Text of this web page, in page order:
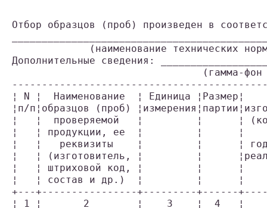
Отбор образцов (проб) произведен в
(наименование технических
Дополнительные сведения:
(гамма-
¦ N ¦  Наименование  ¦ Единица ¦Размер¦
¦п/п¦образцов (проб)
¦   ¦  проверяемой   ¦         ¦      ¦
¦   ¦ продукции, ее  ¦         ¦      ¦
¦   ¦   реквизиты    ¦         ¦      ¦
¦   ¦ (изготовитель, ¦         ¦
¦   ¦ штриховой код, ¦         ¦
¦   ¦ состав и др.)  ¦         ¦
+---+----------------+---------+------
¦ 1 ¦       2        ¦    3    ¦  4   ¦